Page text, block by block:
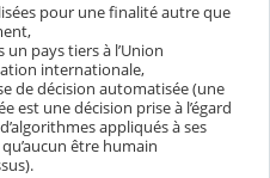
pour une finalité autre que
pays tiers à l’Union
internationale,
de décision automatisée (une
est une décision prise à l’égard
appliqués à ses
être humain